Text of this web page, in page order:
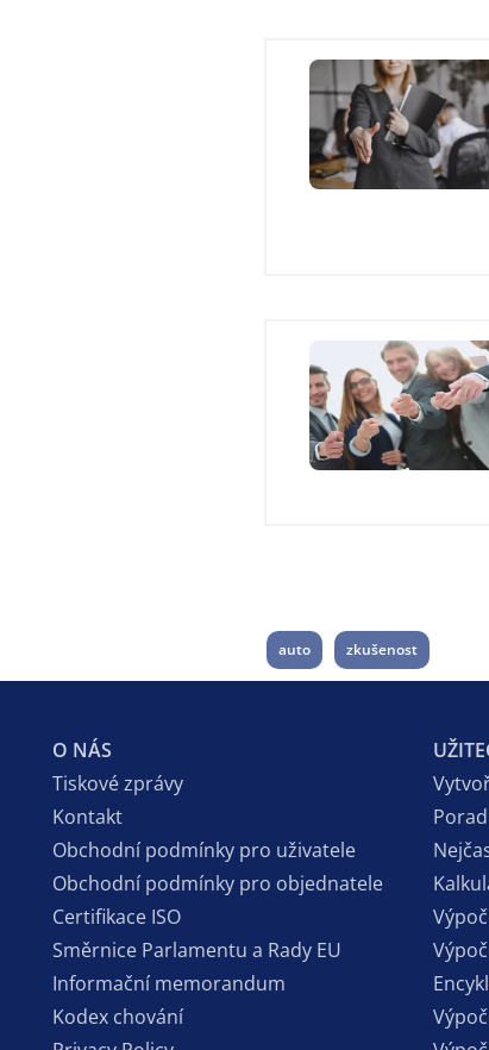
auto zkušenost
O NÁS
Tiskové zprávy
Kontakt
Obchodní podmínky pro uživatele
Obchodní podmínky pro objednatele
Certifikace ISO
Směrnice Parlamentu a Rady EU
Informační memorandum
Kodex chování